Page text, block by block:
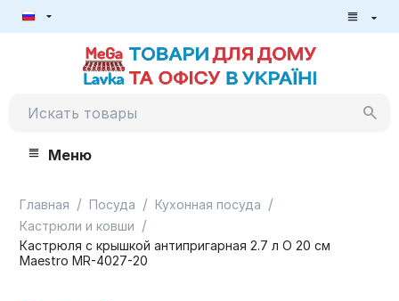
Меню
Главная / Посуда / Кухонная посуда /
Кастрюли и ковши /
Кастрюля с крышкой антипригарная 2.7 л O 20 см
Maestro MR-4027-20